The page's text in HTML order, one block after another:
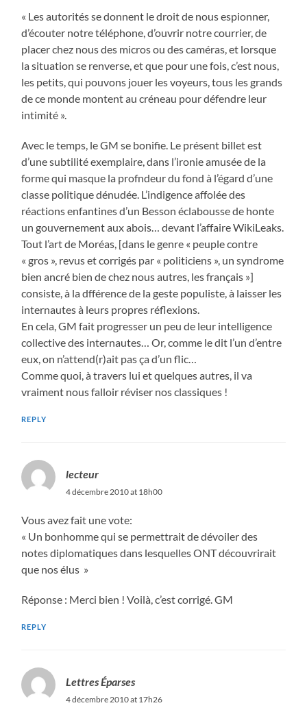
« Les autorités se donnent le droit de nous espionner,
d’écouter notre téléphone, d’ouvrir notre courrier, de
placer chez nous des micros ou des caméras, et lorsque
la situation se renverse, et que pour une fois, c’est nous,
les petits, qui pouvons jouer les voyeurs, tous les grands
de ce monde montent au créneau pour défendre leur
intimité ».
Avec le temps, le GM se bonifie. Le présent billet est
d’une subtilité exemplaire, dans l’ironie amusée de la
forme qui masque la profndeur du fond à l’égard d’une
classe politique dénudée. L’indigence affolée des
réactions enfantines d’un Besson éclabousse de honte
un gouvernement aux abois… devant l’affaire WikiLeaks.
Tout l’art de Moréas, [dans le genre « peuple contre
« gros », revus et corrigés par « politiciens », un syndrome
bien ancré bien de chez nous autres, les français »]
consiste, à la dfférence de la geste populiste, à laisser les
internautes à leurs propres réflexions.
En cela, GM fait progresser un peu de leur intelligence
collective des internautes… Or, comme le dit l’un d’entre
eux, on n’attend(r)ait pas ça d’un flic…
Comme quoi, à travers lui et quelques autres, il va
vraiment nous falloir réviser nos classiques !
REPLY
lecteur
4 décembre 2010 at 18h00
Vous avez fait une vote:
« Un bonhomme qui se permettrait de dévoiler des
notes diplomatiques dans lesquelles ONT découvrirait
que nos élus »
Réponse : Merci bien ! Voilà, c’est corrigé. GM
REPLY
Lettres Éparses
4 décembre 2010 at 17h26